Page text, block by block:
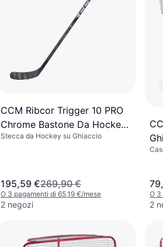
CCM Ribcor Trigger 10 PRO
Chrome Bastone Da Hockey
Su Ghiaccio
Stecca da Hockey su Ghiaccio
195,59 €269,90 €
O 3 pagamenti di 65,19 €/mese
2 negozi
O 3
2